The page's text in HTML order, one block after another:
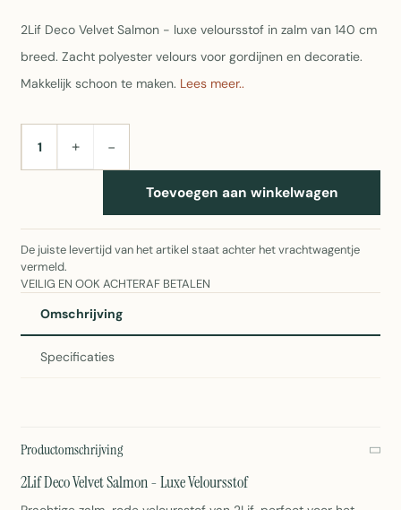
2Lif Deco Velvet Salmon - luxe veloursstof in zalm van 140 cm
breed. Zacht polyester velours voor gordijnen en decoratie.
Makkelijk schoon te maken. Lees meer..
AANTAL+ −
Toevoegen aan winkelwagen
De juiste levertijd van het artikel staat achter het vrachtwagentje
vermeld.
VEILIG EN OOK ACHTERAF BETALEN
Omschrijving
Specificaties
Productomschrijving
2Lif Deco Velvet Salmon - Luxe Veloursstof